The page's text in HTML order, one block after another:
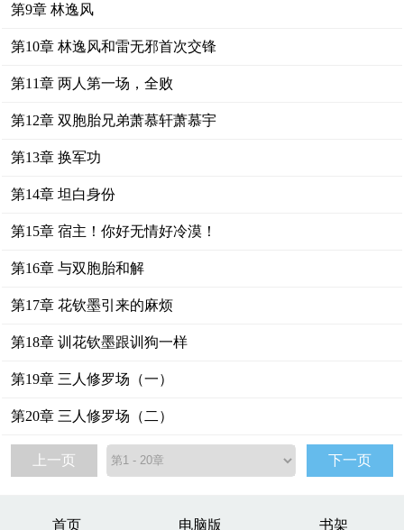
第9章 林逸风
第10章 林逸风和雷无邪首次交锋
第11章 两人第一场，全败
第12章 双胞胎兄弟萧慕轩萧慕宇
第13章 换军功
第14章 坦白身份
第15章 宿主！你好无情好冷漠！
第16章 与双胞胎和解
第17章 花钦墨引来的麻烦
第18章 训花钦墨跟训狗一样
第19章 三人修罗场（一）
第20章 三人修罗场（二）
上一页 下一页
首页 电脑版 书架